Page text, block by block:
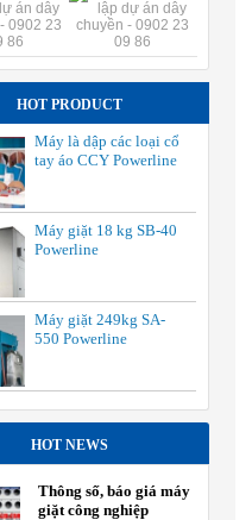
HOT PRODUCT
Máy là dập các loại cổ
tay áo CCY Powerline
Máy giặt 18 kg SB-40
Powerline
Máy giặt 249kg SA-
550 Powerline
HOT NEWS
Thông số, báo giá máy
giặt công nghiệp